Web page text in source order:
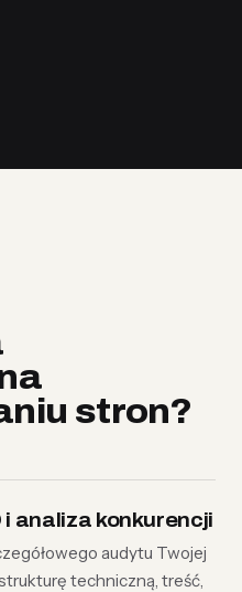
stron?
i analiza konkurencji
audytu Twojej
techniczną, treść,